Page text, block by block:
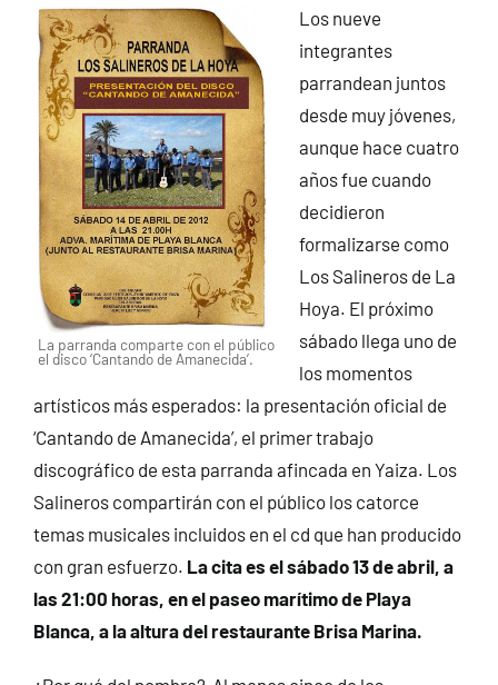
La parranda comparte con el público
el disco ‘Cantando de Amanecida’.
Los nueve
integrantes
parrandean juntos
desde muy jóvenes,
aunque hace cuatro
años fue cuando
decidieron
formalizarse como
Los Salineros de La
Hoya. El próximo
sábado llega uno de
los momentos
artísticos más esperados: la presentación oficial de
‘Cantando de Amanecida’, el primer trabajo
discográfico de esta parranda afincada en Yaiza. Los
Salineros compartirán con el público los catorce
temas musicales incluidos en el cd que han producido
con gran esfuerzo. La cita es el sábado 13 de abril, a
las 21:00 horas, en el paseo marítimo de Playa
Blanca, a la altura del restaurante Brisa Marina.